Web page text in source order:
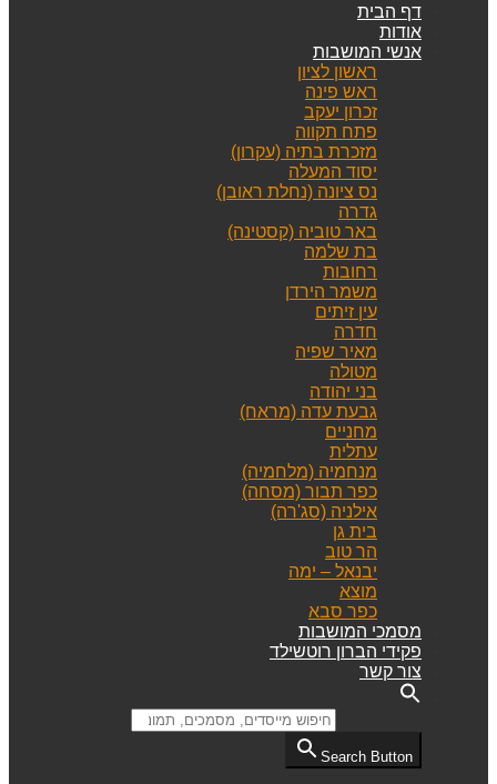
דף הבית
אודות
אנשי המושבות
ראשון לציון
ראש פינה
זכרון יעקב
פתח תקווה
מזכרת בתיה (עקרון)
יסוד המעלה
נס ציונה (נחלת ראובן)
גדרה
באר טוביה (קסטינה)
בת שלמה
רחובות
משמר הירדן
עין זיתים
חדרה
מאיר שפיה
מטולה
בני יהודה
גבעת עדה (מראח)
מחניים
עתלית
מנחמיה (מלחמיה)
כפר תבור (מסחה)
אילניה (סג'רה)
בית גן
הר טוב
יבנאל – ימה
מוצא
כפר סבא
מסמכי המושבות
פקידי הברון רוטשילד
צור קשר
Search Button